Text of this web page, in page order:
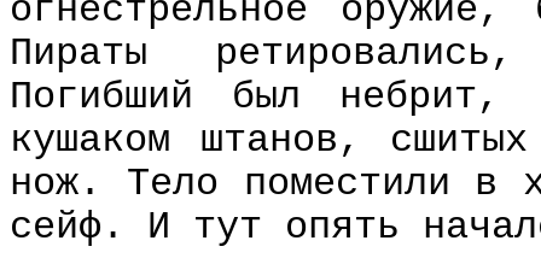
огнестрельное оружие,
Пираты
Погибший был
кушаком штанов,
нож. Тело поместили в
сейф. И тут опять